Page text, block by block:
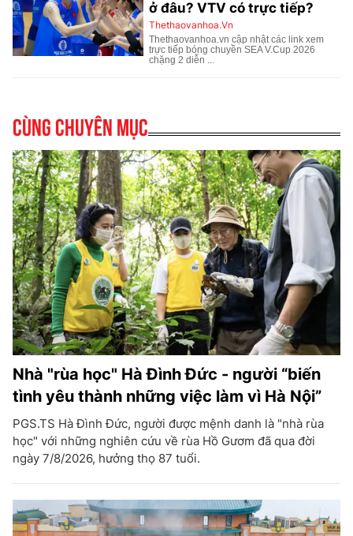
Cùng chuyên mục
Nhà "rùa học" Hà Đình Đức - người “biến
tình yêu thành những việc làm vì Hà Nội”
PGS.TS Hà Đình Đức, người được mệnh danh là "nhà rùa
học" với những nghiên cứu về rùa Hồ Gươm đã qua đời
ngày 7/8/2026, hưởng thọ 87 tuổi.